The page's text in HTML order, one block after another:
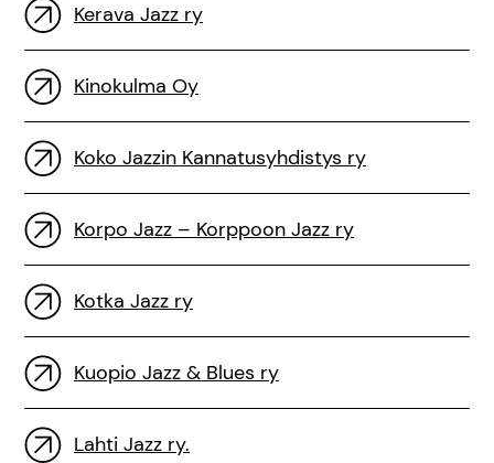
Kerava Jazz ry
Kinokulma Oy
Koko Jazzin Kannatusyhdistys ry
Korpo Jazz – Korppoon Jazz ry
Kotka Jazz ry
Kuopio Jazz & Blues ry
Lahti Jazz ry.